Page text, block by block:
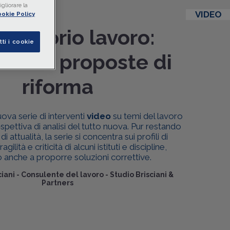
lavoro:
e proposte di
riforma
serie di interventi video su temi del lavoro
di analisi del tutto nuova. Pur restando
attualità, la serie si concentra sui profili di
e criticità di alcuni istituti e discipline,
anche a proporre soluzioni correttive.
- Consulente del lavoro - Studio Brisciani &
Partners
VIDEO
la
Policy
i cookie